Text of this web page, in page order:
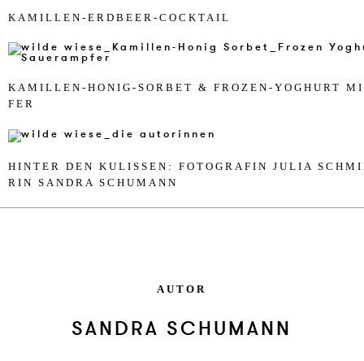
KA­MIL­LEN-ERD­BEER-COCK­TAIL
KA­MIL­LEN-HO­NIG-SOR­BET & FR­O­ZEN-YO­GHURT
FER
HIN­TER DEN KU­LISSEN: FO­TO­GRA­F­IN JU­LIA
R­IN SAN­DRA SCHU­MANN
AUTOR
SANDRA SCHUMANN